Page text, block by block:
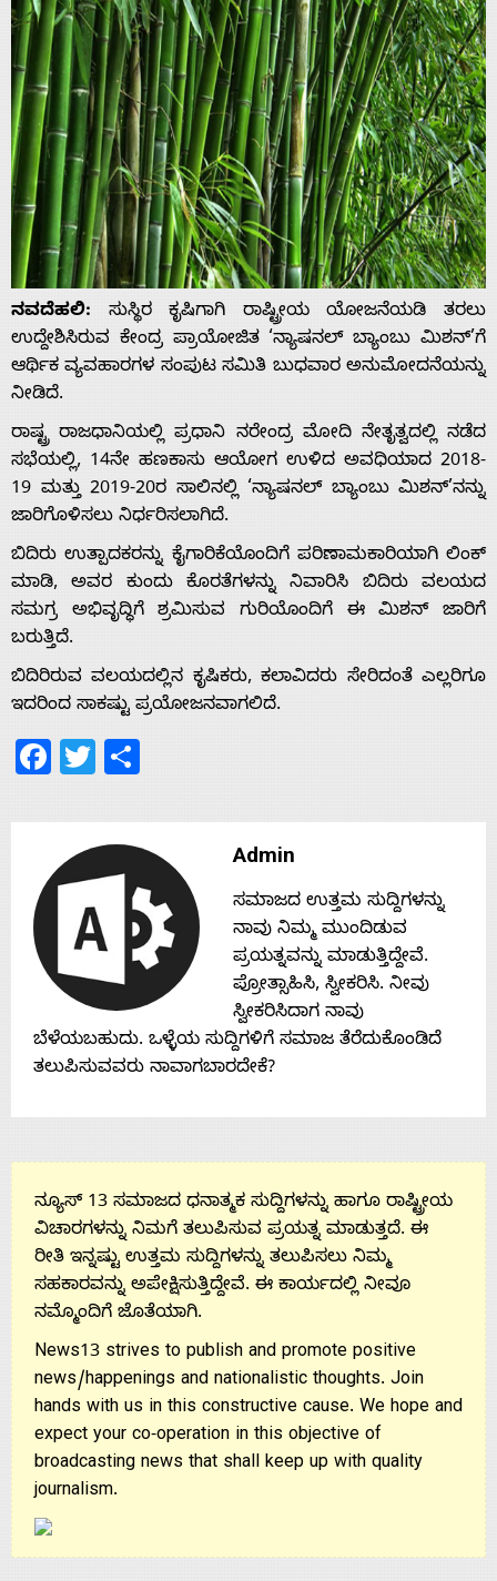
Home
About
Us
Advertise
With
Contact
Us
ನವದೆಹಲಿ: ಸುಸ್ಥಿರ ಕೃಷಿಗಾಗಿ ರಾಷ್ಟ್ರೀಯ ಯೋಜನೆಯಡಿ ತರಲು
ಉದ್ದೇಶಿಸಿರುವ ಕೇಂದ್ರ ಪ್ರಾಯೋಜಿತ ‘ನ್ಯಾಷನಲ್ ಬ್ಯಾಂಬು ಮಿಶನ್’ಗೆ
ಆರ್ಥಿಕ ವ್ಯವಹಾರಗಳ ಸಂಪುಟ ಸಮಿತಿ ಬುಧವಾರ ಅನುಮೋದನೆಯನ್ನು
ನೀಡಿದೆ.
ರಾಷ್ಟ್ರ ರಾಜಧಾನಿಯಲ್ಲಿ ಪ್ರಧಾನಿ ನರೇಂದ್ರ ಮೋದಿ ನೇತೃತ್ವದಲ್ಲಿ ನಡೆದ
ಸಭೆಯಲ್ಲಿ, 14ನೇ ಹಣಕಾಸು ಆಯೋಗ ಉಳಿದ ಅವಧಿಯಾದ 2018-
19 ಮತ್ತು 2019-20ರ ಸಾಲಿನಲ್ಲಿ ‘ನ್ಯಾಷನಲ್ ಬ್ಯಾಂಬು ಮಿಶನ್’ನನ್ನು
ಜಾರಿಗೊಳಿಸಲು ನಿರ್ಧರಿಸಲಾಗಿದೆ.
ಬಿದಿರು ಉತ್ಪಾದಕರನ್ನು ಕೈಗಾರಿಕೆಯೊಂದಿಗೆ ಪರಿಣಾಮಕಾರಿಯಾಗಿ ಲಿಂಕ್
ಮಾಡಿ, ಅವರ ಕುಂದು ಕೊರತೆಗಳನ್ನು ನಿವಾರಿಸಿ ಬಿದಿರು ವಲಯದ
ಸಮಗ್ರ ಅಭಿವೃದ್ಧಿಗೆ ಶ್ರಮಿಸುವ ಗುರಿಯೊಂದಿಗೆ ಈ ಮಿಶನ್ ಜಾರಿಗೆ
ಬರುತ್ತಿದೆ.
ಬಿದಿರಿರುವ ವಲಯದಲ್ಲಿನ ಕೃಷಿಕರು, ಕಲಾವಿದರು ಸೇರಿದಂತೆ ಎಲ್ಲರಿಗೂ
ಇದರಿಂದ ಸಾಕಷ್ಟು ಪ್ರಯೋಜನವಾಗಲಿದೆ.
Facebook
Twitter
Admin
ಸಮಾಜದ ಉತ್ತಮ ಸುದ್ದಿಗಳನ್ನು
ನಾವು ನಿಮ್ಮ ಮುಂದಿಡುವ
ಪ್ರಯತ್ನವನ್ನು ಮಾಡುತ್ತಿದ್ದೇವೆ.
ಪ್ರೋತ್ಸಾಹಿಸಿ, ಸ್ವೀಕರಿಸಿ. ನೀವು
ಸ್ವೀಕರಿಸಿದಾಗ ನಾವು
ಬೆಳೆಯಬಹುದು. ಒಳ್ಳೆಯ ಸುದ್ದಿಗಳಿಗೆ ಸಮಾಜ ತೆರೆದುಕೊಂಡಿದೆ
ತಲುಪಿಸುವವರು ನಾವಾಗಬಾರದೇಕೆ?
ನ್ಯೂಸ್ 13 ಸಮಾಜದ ಧನಾತ್ಮಕ ಸುದ್ದಿಗಳನ್ನು ಹಾಗೂ ರಾಷ್ಟ್ರೀಯ
ವಿಚಾರಗಳನ್ನು ನಿಮಗೆ ತಲುಪಿಸುವ ಪ್ರಯತ್ನ ಮಾಡುತ್ತದೆ. ಈ
ರೀತಿ ಇನ್ನಷ್ಟು ಉತ್ತಮ ಸುದ್ದಿಗಳನ್ನು ತಲುಪಿಸಲು ನಿಮ್ಮ
ಸಹಕಾರವನ್ನು ಅಪೇಕ್ಷಿಸುತ್ತಿದ್ದೇವೆ. ಈ ಕಾರ್ಯದಲ್ಲಿ ನೀವೂ
ನಮ್ಮೊಂದಿಗೆ ಜೊತೆಯಾಗಿ.
News13 strives to publish and promote positive
news/happenings and nationalistic thoughts. Join
hands with us in this constructive cause. We hope and
expect your co-operation in this objective of
broadcasting news that shall keep up with quality
journalism.